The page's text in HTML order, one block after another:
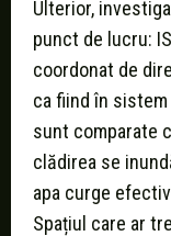
Ulterior,
punct de lucru:
coordonat de
ca fiind în
sunt comparate
clădirea se
apa curge
Spațiul care ar